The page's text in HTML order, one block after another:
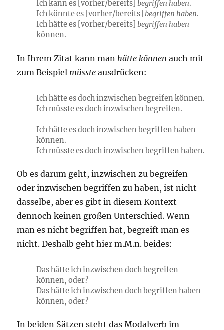
Ich kann es [vorher/bereits] begriffen haben.
Ich könnte es [vorher/bereits] begriffen haben.
Ich hätte es [vorher/bereits] begriffen haben
können.
In Ihrem Zitat kann man hätte können auch mit
zum Beispiel müsste ausdrücken:
Ich hätte es doch inzwischen begreifen können.
Ich müsste es doch inzwischen begreifen.
Ich hätte es doch inzwischen begriffen haben
können.
Ich müsste es doch inzwischen begriffen haben.
Ob es darum geht, inzwischen zu begreifen
oder inzwischen begriffen zu haben, ist nicht
dasselbe, aber es gibt in diesem Kontext
dennoch keinen großen Unterschied. Wenn
man es nicht begriffen hat, begreift man es
nicht. Deshalb geht hier m.M.n. beides:
Das hätte ich inzwischen doch begreifen
können, oder?
Das hätte ich inzwischen doch begriffen haben
können, oder?
In beiden Sätzen steht das Modalverb im